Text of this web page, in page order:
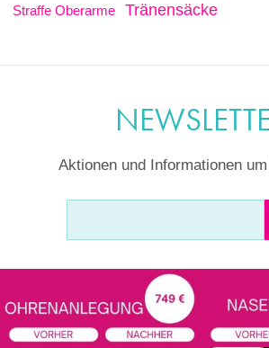
Straffe Oberarme Tränensäcke
Aktionen und Informationen